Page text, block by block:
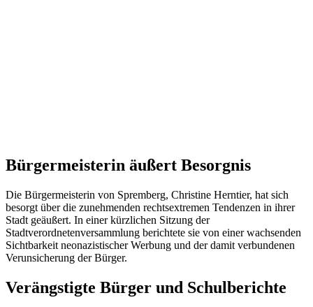
Bürgermeisterin äußert Besorgnis
Die Bürgermeisterin von Spremberg, Christine Herntier, hat sich
besorgt über die zunehmenden rechtsextremen Tendenzen in ihrer
Stadt geäußert. In einer kürzlichen Sitzung der
Stadtverordnetenversammlung berichtete sie von einer wachsenden
Sichtbarkeit neonazistischer Werbung und der damit verbundenen
Verunsicherung der Bürger.
Verängstigte Bürger und Schulberichte